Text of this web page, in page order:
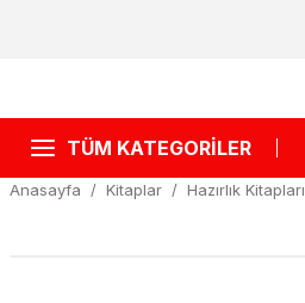
TÜM KATEGORİLER
Anasayfa Kitaplar Hazırlık Kitapları